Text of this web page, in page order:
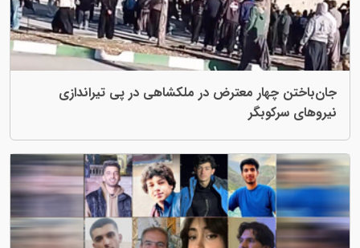
معترض در ملکشاهی در پی تیراندازی